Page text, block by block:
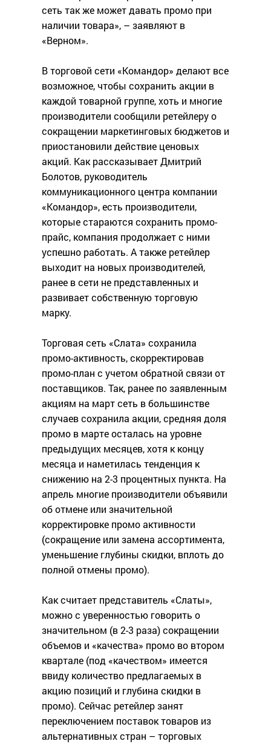
сеть так же может давать промо при
наличии товара», – заявляют в
«Верном».
В торговой сети «Командор» делают все
возможное, чтобы сохранить акции в
каждой товарной группе, хоть и многие
производители сообщили ретейлеру о
сокращении маркетинговых бюджетов и
приостановили действие ценовых
акций. Как рассказывает Дмитрий
Болотов, руководитель
коммуникационного центра компании
«Командор», есть производители,
которые стараются сохранить промо-
прайс, компания продолжает с ними
успешно работать. А также ретейлер
выходит на новых производителей,
ранее в сети не представленных и
развивает собственную торговую
марку.
Торговая сеть «Слата» сохранила
промо-активность, скорректировав
промо-план с учетом обратной связи от
поставщиков. Так, ранее по заявленным
акциям на март сеть в большинстве
случаев сохранила акции, средняя доля
промо в марте осталась на уровне
предыдущих месяцев, хотя к концу
месяца и наметилась тенденция к
снижению на 2-3 процентных пункта. На
апрель многие производители объявили
об отмене или значительной
корректировке промо активности
(сокращение или замена ассортимента,
уменьшение глубины скидки, вплоть до
полной отмены промо).
Как считает представитель «Слаты»,
можно с уверенностью говорить о
значительном (в 2-3 раза) сокращении
объемов и «качества» промо во втором
квартале (под «качеством» имеется
ввиду количество предлагаемых в
акцию позиций и глубина скидки в
промо). Сейчас ретейлер занят
переключением поставок товаров из
альтернативных стран – торговых